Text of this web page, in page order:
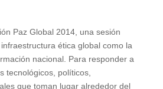
Paz Global 2014, una sesión
ética global como la
nacional. Para responder a
tecnológicos, políticos,
que toman lugar alrededor del